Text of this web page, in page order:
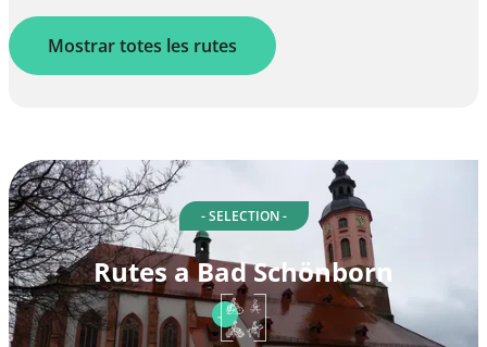
Mostrar totes les rutes
- SELECTION -
Rutes a Bad Schönborn